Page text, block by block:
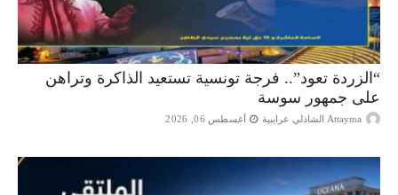
“الزردة تعود”.. فرجة تونسية تستعيد الذاكرة وتراهن
على جمهور سوسة
Attayma الشاذلي عرايبية أغسطس 06, 2026